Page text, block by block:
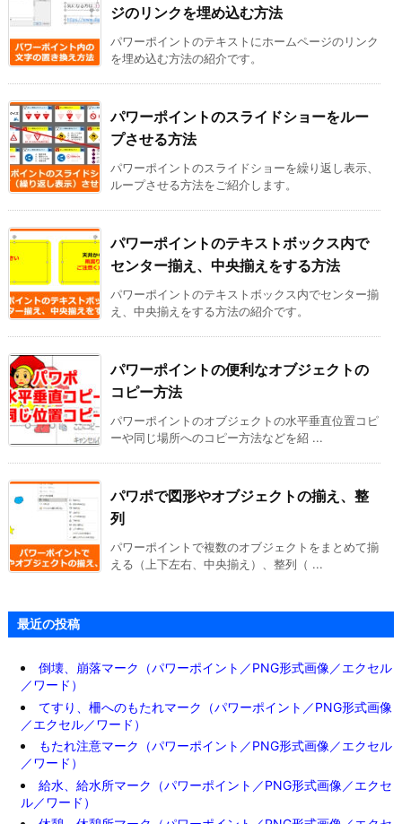
ジのリンクを埋め込む方法
パワーポイントのテキストにホームページのリンク
を埋め込む方法の紹介です。
パワーポイントのスライドショーをルー
プさせる方法
パワーポイントのスライドショーを繰り返し表示、
ループさせる方法をご紹介します。
パワーポイントのテキストボックス内で
センター揃え、中央揃えをする方法
パワーポイントのテキストボックス内でセンター揃
え、中央揃えをする方法の紹介です。
パワーポイントの便利なオブジェクトの
コピー方法
パワーポイントのオブジェクトの水平垂直位置コピ
ーや同じ場所へのコピー方法などを紹 ...
パワポで図形やオブジェクトの揃え、整
列
パワーポイントで複数のオブジェクトをまとめて揃
える（上下左右、中央揃え）、整列（ ...
最近の投稿
倒壊、崩落マーク（パワーポイント／PNG形式画像／エクセル
／ワード）
てすり、柵へのもたれマーク（パワーポイント／PNG形式画像
／エクセル／ワード）
もたれ注意マーク（パワーポイント／PNG形式画像／エクセル
／ワード）
給水、給水所マーク（パワーポイント／PNG形式画像／エクセ
ル／ワード）